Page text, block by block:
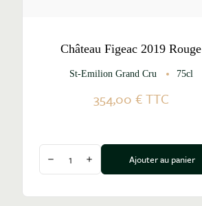
Château Figeac 2019 Rouge
St-Emilion Grand Cru 75cl
354,00 €TTC
Diminuer la quantité
Augmenter la quantité
Ajouter au panier